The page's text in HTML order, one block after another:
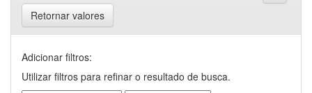
Retornar valores
Adicionar filtros:
Utilizar filtros para refinar o resultado de busca.